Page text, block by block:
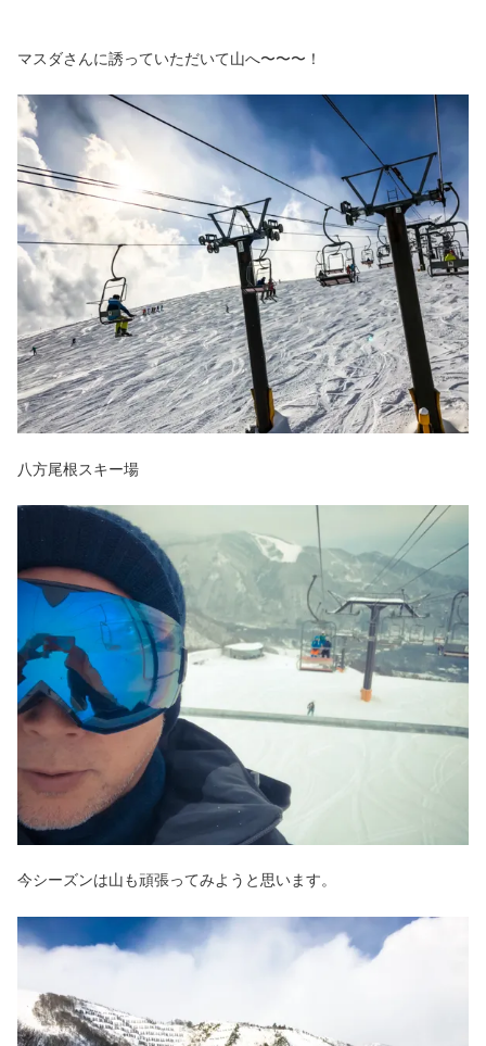
マスダさんに誘っていただいて山へ〜〜〜！
八方尾根スキー場
今シーズンは山も頑張ってみようと思います。